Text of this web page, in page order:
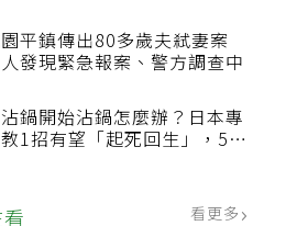
平鎮傳出80多歲夫弒妻案
發現緊急報案、警方調查中
鍋開始沾鍋怎麼辦？日本專
1招有望「起死回生」，5情
看更多